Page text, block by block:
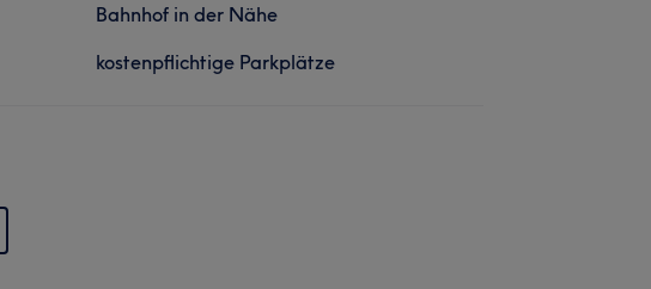
Bahnhof in der Nähe
kostenpflichtige Parkplätze